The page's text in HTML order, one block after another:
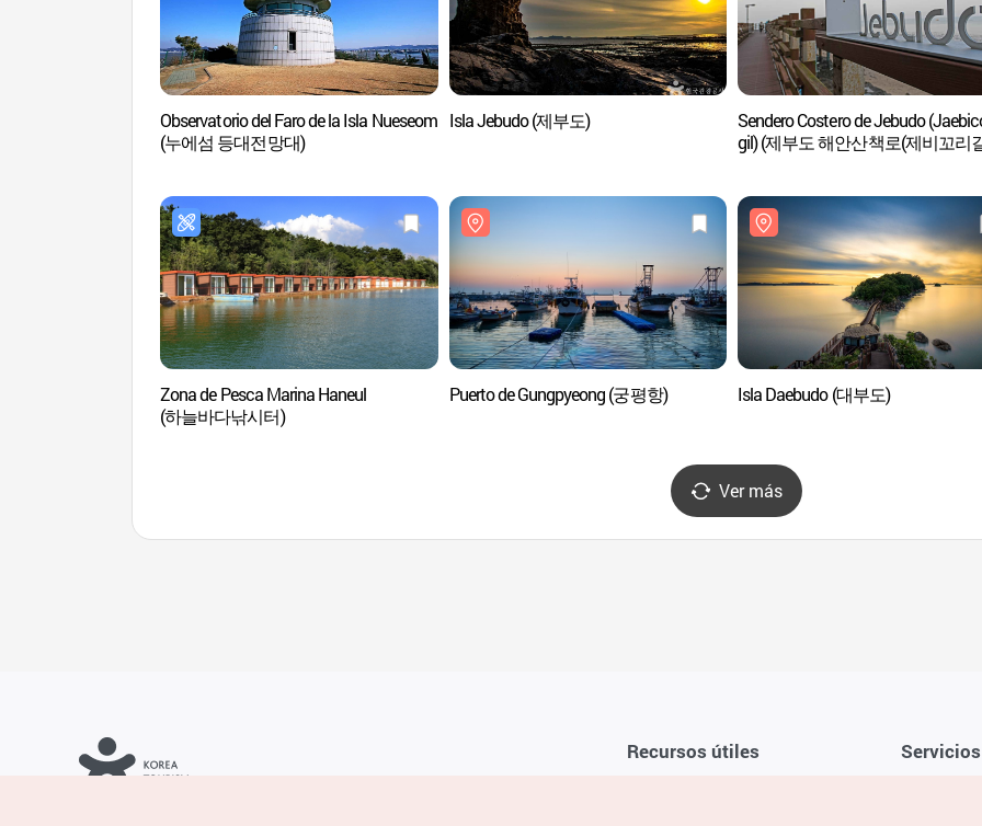
Observatorio del Faro de la Isla Nueseom
(누에섬 등대전망대)
Isla Jebudo (제부도)
Sendero Costero de Jebudo
gil) (제부도 해안산책로(제비꼬리
Zona de Pesca Marina Haneul
(하늘바다낚시터)
Puerto de Gungpyeong (궁평항) Isla Daebudo (대부도)
Ver más
Recursos útiles Servicios